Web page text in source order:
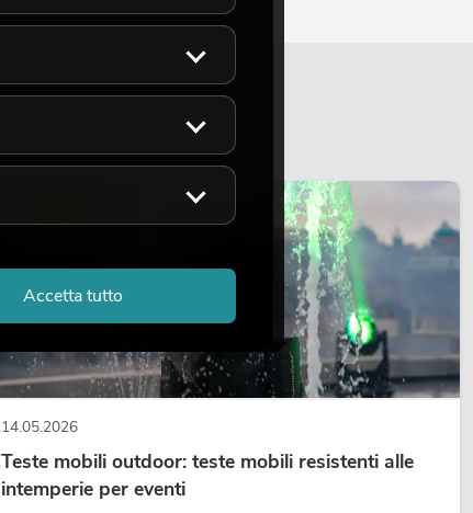
14.05.2026
Teste mobili outdoor: teste mobili resistenti alle
intemperie per eventi
Accetta tutto